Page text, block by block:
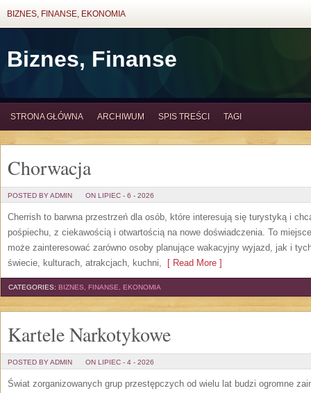
BIZNES, FINANSE, EKONOMIA
Biznes, Finanse
STRONA GŁÓWNA ARCHIWUM SPIS TREŚCI TAGI
Chorwacja
POSTED BY ADMIN ON LIPIEC - 6 - 2026
Cherrish to barwna przestrzeń dla osób, które interesują się turystyką i
pośpiechu, z ciekawością i otwartością na nowe doświadczenia. To
może zainteresować zarówno osoby planujące wakacyjny wyjazd, jak i
świecie, kulturach, atrakcjach, kuchni, [ Read More ]
CATEGORIES: BIZNES, FINANSE, EKONOMIA
Kartele Narkotykowe
POSTED BY ADMIN ON LIPIEC - 4 - 2026
Świat zorganizowanych grup przestępczych od wielu lat budzi ogromne